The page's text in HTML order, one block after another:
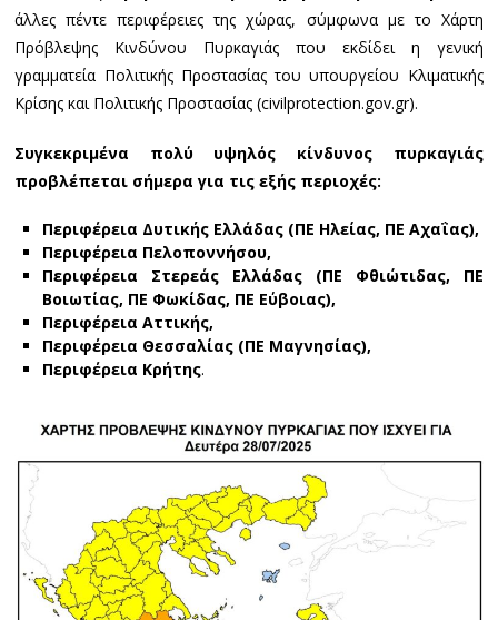
άλλες πέντε περιφέρειες της χώρας, σύμφωνα με το Χάρτη
Πρόβλεψης Κινδύνου Πυρκαγιάς που εκδίδει η γενική
γραμματεία Πολιτικής Προστασίας του υπουργείου Κλιματικής
Κρίσης και Πολιτικής Προστασίας (civilprotection.gov.gr).
Συγκεκριμένα πολύ υψηλός κίνδυνος πυρκαγιάς
προβλέπεται σήμερα για τις εξής περιοχές:
Περιφέρεια Δυτικής Ελλάδας (ΠΕ Ηλείας, ΠΕ Αχαΐας),
Περιφέρεια Πελοποννήσου,
Περιφέρεια Στερεάς Ελλάδας (ΠΕ Φθιώτιδας, ΠΕ
Βοιωτίας, ΠΕ Φωκίδας, ΠΕ Εύβοιας),
Περιφέρεια Αττικής,
Περιφέρεια Θεσσαλίας (ΠΕ Μαγνησίας),
Περιφέρεια Κρήτης.